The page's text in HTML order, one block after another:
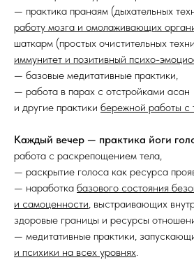
— практика пранаям (дыхательных
работу мозга и омолаживающих
шаткарм (простых очистительных
иммунитет и позитивный психо-
— базовые медитативные практики,
— работа в парах с отстройками асан
и другие практики бережной работы с
Каждый вечер — практика йоги
работа с раскрепощением тела,
— раскрытие голоса как ресурса
— наработка базового состояния
и самоценности , выстраивающих
здоровые границы и ресурсы
— медитативные практики,
и психики на всех уровнях